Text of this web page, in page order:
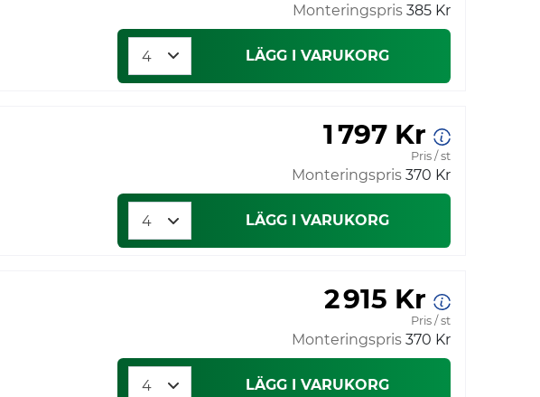
Monteringspris 385 Kr
LÄGG I VARUKORG
1 797 Kr
Pris / st
Monteringspris 370 Kr
LÄGG I VARUKORG
2 915 Kr
Pris / st
Monteringspris 370 Kr
LÄGG I VARUKORG